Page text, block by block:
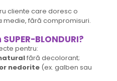
cliente care doresc o
fără compromisuri.
BLONDURI?
pentru:
fără decolorant;
nedorite (ex. galben sau